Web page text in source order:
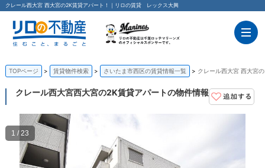
クレール西大宮 西大宮の2K賃貸アパート！｜リロの賃貸 レックス大興
TOPページ 賃貸物件検索 さいたま市西区の賃貸情報一覧 クレール西大宮 西大宮
クレール西大宮西大宮の2K賃貸アパートの物件情報
1 / 23